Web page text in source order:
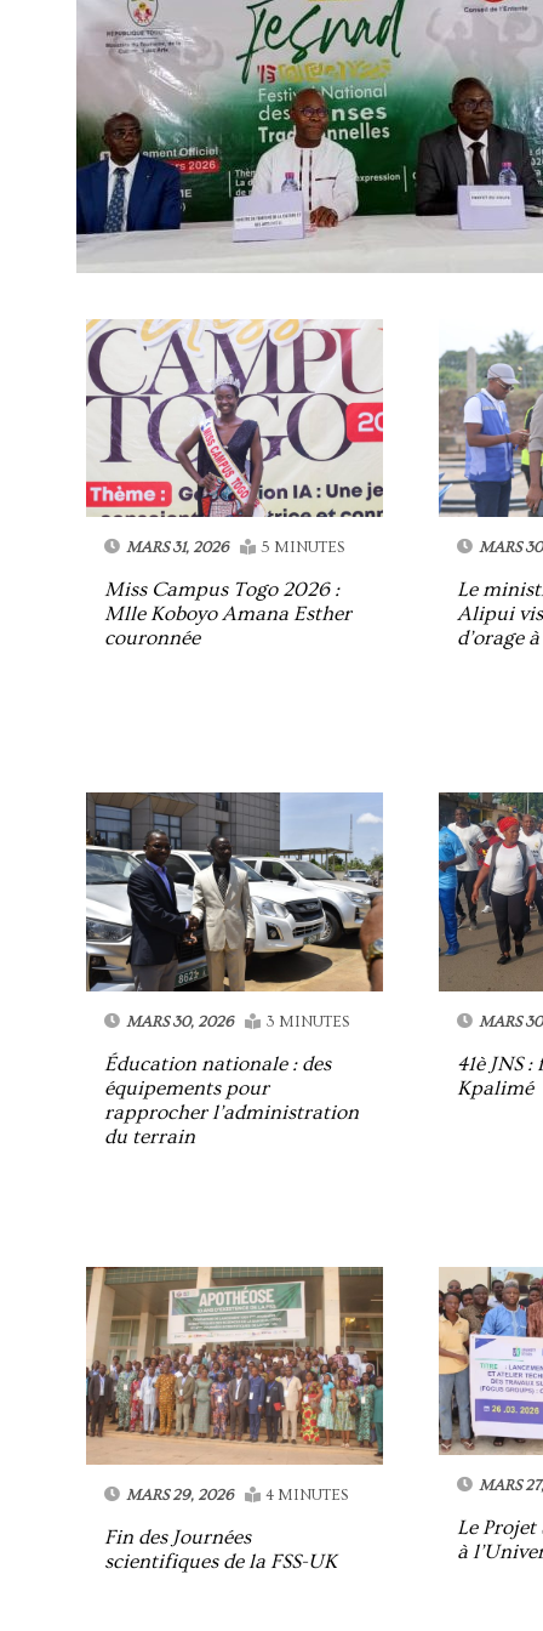
MARS 31, 2026 5 MINUTES
Miss Campus Togo 2026 :
Mlle Koboyo Amana Esther
couronnée
MARS
Le
Alipui
d’orage
MARS 30, 2026 3 MINUTES
Éducation nationale : des
équipements pour
rapprocher l’administration
du terrain
MARS
41è JNS
Kpalimé
MARS 29, 2026 4 MINUTES
Fin des Journées
scientifiques de la FSS-UK
MARS
Le
à